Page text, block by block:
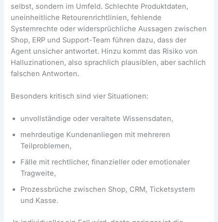
selbst, sondern im Umfeld. Schlechte Produktdaten,
uneinheitliche Retourenrichtlinien, fehlende
Systemrechte oder widersprüchliche Aussagen zwischen
Shop, ERP und Support-Team führen dazu, dass der
Agent unsicher antwortet. Hinzu kommt das Risiko von
Halluzinationen, also sprachlich plausiblen, aber sachlich
falschen Antworten.
Besonders kritisch sind vier Situationen:
unvollständige oder veraltete Wissensdaten,
mehrdeutige Kundenanliegen mit mehreren
Teilproblemen,
Fälle mit rechtlicher, finanzieller oder emotionaler
Tragweite,
Prozessbrüche zwischen Shop, CRM, Ticketsystem
und Kasse.